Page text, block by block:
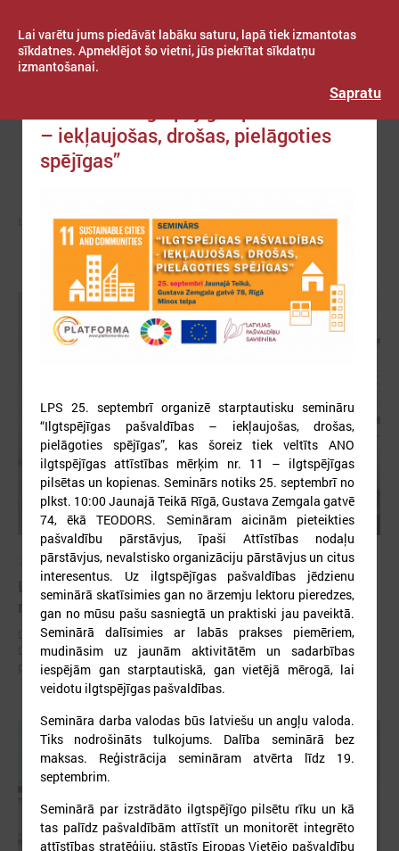
Lai varētu jums piedāvāt labāku saturu, lapā tiek izmantotas
sīkdatnes. Apmeklējot šo vietni, jūs piekrītat sīkdatņu
izmantošanai.
Sapratu
Izvēlne
ZIŅAS LPS
2026. gada 30. jūlijs
Latvijas Pašvaldību savienības un Iekšlietu
ministrijas sarunas
Latvijas Pašvaldību savienība aicina piedalīties Iekšlietu ministrijas un
Latvijas Pašvaldību savienības sarunās, kas notiks šī gada 5. augustā
plkst. 14:30 LPS 4. stāva zālē (Mazā Pils iela 1, Rīga).
– iekļaujošas, drošas, pielāgoties
spējīgas”
LPS 25. septembrī organizē starptautisku semināru
“Ilgtspējīgas pašvaldības – iekļaujošas, drošas,
pielāgoties spējīgas”, kas šoreiz tiek veltīts ANO
ilgtspējīgas attīstības mērķim nr. 11 – ilgtspējīgas
pilsētas un kopienas. Seminārs notiks 25. septembrī no
plkst. 10:00 Jaunajā Teikā Rīgā, Gustava Zemgala gatvē
74, ēkā TEODORS. Semināram aicinām pieteikties
pašvaldību pārstāvjus, īpaši Attīstības nodaļu
pārstāvjus, nevalstisko organizāciju pārstāvjus un citus
interesentus. Uz ilgtspējīgas pašvaldības jēdzienu
seminārā skatīsimies gan no ārzemju lektoru pieredzes,
gan no mūsu pašu sasniegtā un praktiski jau paveiktā.
Seminārā dalīsimies ar labās prakses piemēriem,
mudināsim uz jaunām aktivitātēm un sadarbības
iespējām gan starptautiskā, gan vietējā mērogā, lai
veidotu ilgtspējīgas pašvaldības.
Semināra darba valodas būs latviešu un angļu valoda.
Tiks nodrošināts tulkojums. Dalība seminārā bez
maksas. Reģistrācija semināram atvērta līdz 19.
septembrim.
Seminārā par izstrādāto ilgtspējīgo pilsētu rīku un kā
tas palīdz pašvaldībām attīstīt un monitorēt integrēto
attīstības stratēģiju, stāstīs Eiropas Vietējo pašvaldību